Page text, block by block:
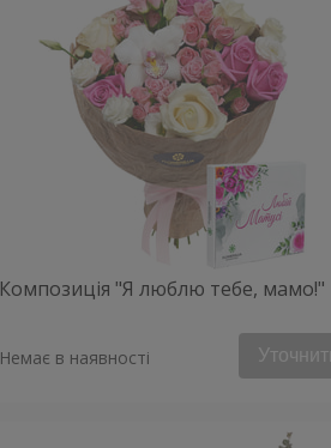
Композиція "Я люблю тебе, мамо!"
Немає в наявності